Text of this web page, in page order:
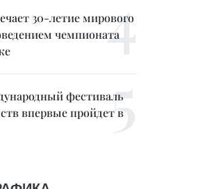
30-летие мирового
чемпионата
фестиваль
впервые пройдет в